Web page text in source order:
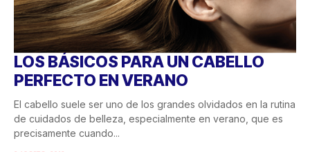
LOS BÁSICOS PARA UN CABELLO
PERFECTO EN VERANO
El cabello suele ser uno de los grandes olvidados en la rutina
de cuidados de belleza, especialmente en verano, que es
precisamente cuando...